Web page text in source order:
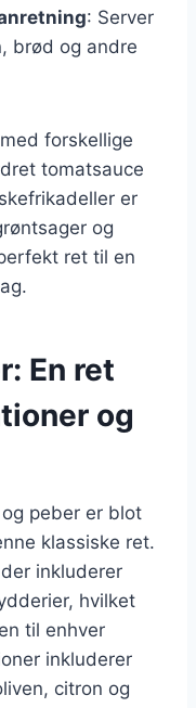
: Server
brød og andre
forskellige
tomatsauce
er
og
ret til en
En ret
og
peber er blot
klassiske ret.
inkluderer
hvilket
til enhver
inkluderer
citron og